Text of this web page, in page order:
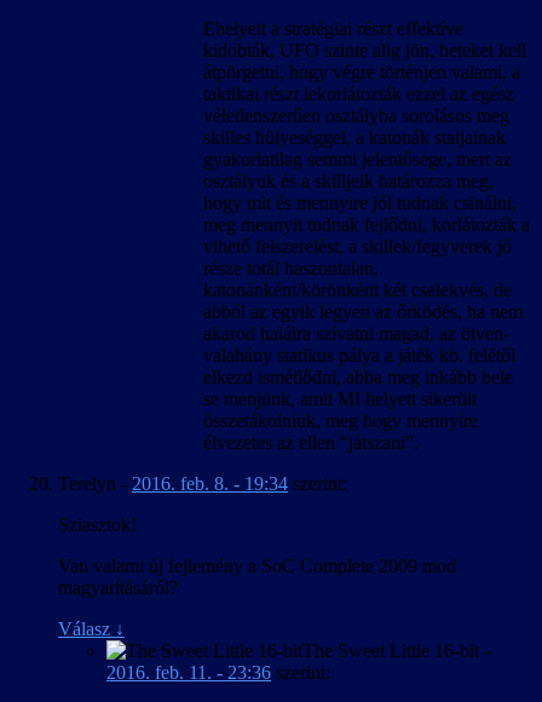
Ehelyett a stratégiai részt effektíve
kidobták, UFO szinte alig jön, heteket kell
átpörgetni, hogy végre történjen valami, a
taktikai részt lekorlátozták ezzel az egész
véletlenszerűen osztályba sorolásos meg
skilles hülyeséggel, a katonák statjainak
gyakorlatilag semmi jelentősége, mert az
osztályuk és a skilljeik határozza meg,
hogy mit és mennyire jól tudnak csinálni,
meg mennyit tudnak fejlődni, korlátozták a
vihető felszerelést, a skillek/fegyverek jó
része totál haszontalan,
katonánként/körönként két cselekvés, de
abból az egyik legyen az őrködés, ha nem
akarod halálra szívatni magad, az ötven-
valahány statikus pálya a játék kb. felétől
elkezd ismétlődni, abba meg inkább bele
se menjünk, amit MI helyett sikerült
összetákolniuk, meg hogy mennyire
élvezetes az ellen “játszani”.
Terelyn - 2016. feb. 8. - 19:34 szerint:
Sziasztok!
Van valami új fejlemény a SoC Complete 2009 mod
magyarításáról?
Válasz ↓
The Sweet Little 16-bit -
2016. feb. 11. - 23:36 szerint: